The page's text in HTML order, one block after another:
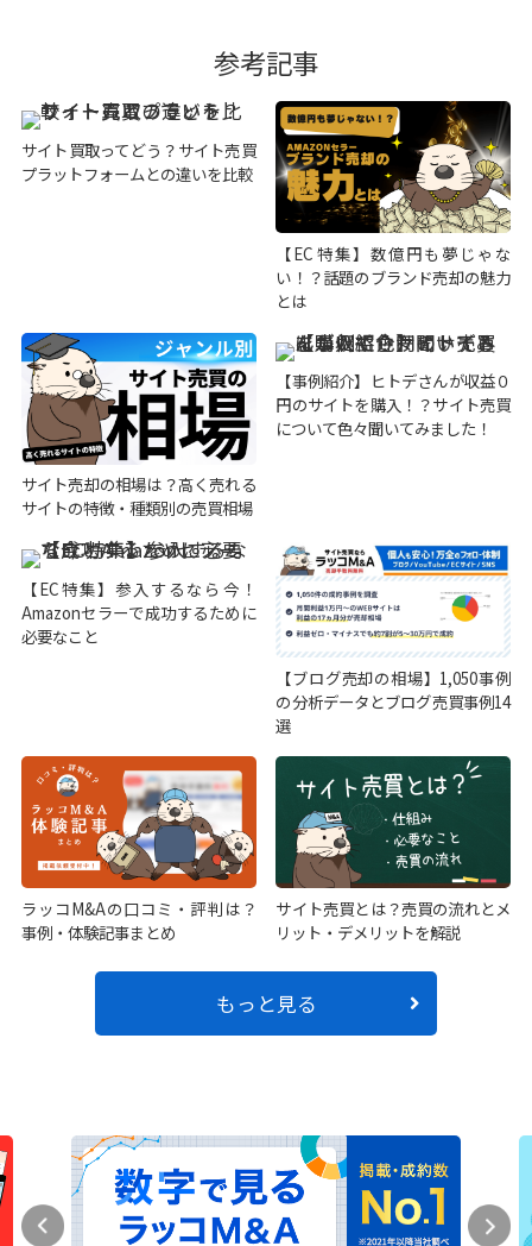
参考記事
サイト買取ってどう？サイト売買
プラットフォームとの違いを比較
【EC特集】数億円も夢じゃな
い！？話題のブランド売却の魅力
とは
サイト売却の相場は？高く売れる
サイトの特徴・種類別の売買相場
【事例紹介】ヒトデさんが収益０
円のサイトを購入！？サイト売買
について色々聞いてみました！
【EC特集】参入するなら今！
Amazonセラーで成功するために
必要なこと
【ブログ売却の相場】1,050事例
の分析データとブログ売買事例14
選
ラッコM&Aの口コミ・評判は？
事例・体験記事まとめ
サイト売買とは？売買の流れとメ
リット・デメリットを解説
もっと見る